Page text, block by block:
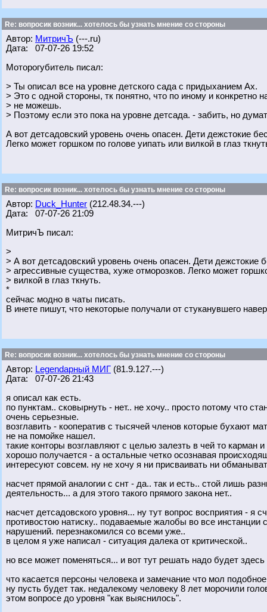
Re: вопросик возник... хотелось бы узнать мнение со стороны
Автор: МитричЪ (---.ru)
Дата: 07-07-26 19:52
Моторогубитель писал:
> Ты описал все на уровне детского сада с придыханием Ах.
> Это с одной стороны, тк понятно, что по иному и конкретно
> не можешь.
> Поэтому если это пока на уровне детсада. - забить, но
А вот детсадовский уровень очень опасен. Дети дежстокие
Легко может горшком по голове уипать или вилкой в глаз
Re: вопросик возник... хотелось бы узнать мнение со стороны
Автор: Duck_Hunter (212.48.34.---)
Дата: 07-07-26 21:09
МитричЪ писал:
>
> А вот детсадовский уровень очень опасен. Дети дежстокие
> агрессивные существа, хуже отморозков. Легко может
> вилкой в глаз ткнуть.
*
сейчас модно в чаты писать.
В инете пишут, что некоторые получали от стуканувшего
Re: вопросик возник... хотелось бы узнать мнение со стороны
Автор: Legendарный МИГ (81.9.127.---)
Дата: 07-07-26 21:43
я описал как есть.
по пунктам.. сковырнуть - нет.. не хочу.. просто потому что
очень серьезные.
возглавить - кооператив с тысячей членов которые бухают
не на помойке нашел.
такие конторы возглавляют с целью залезть в чей то карман
хорошо получается - а остальные четко осознавая
интересуют совсем. ну не хочу я ни присваивать ни
насчет прямой аналогии с снт - да.. так и есть.. стой лишь
деятельность... а для этого такого прямого закона нет..
насчет детсадовского уровня... ну тут вопрос восприятия -
противостою натиску.. подаваемые жалобы во все инстанции
нарушений. перезнакомился со всеми уже..
в целом я уже написал - ситуация далека от критической..
но все может поменяться... и вот тут решать надо будет здесь
что касается персоны человека и замечание что мол
ну пусть будет так. недалекому человеку 8 лет морочили
этом вопросе до уровня "как выяснилось".